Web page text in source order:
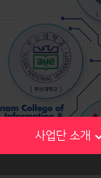
사업단 소개